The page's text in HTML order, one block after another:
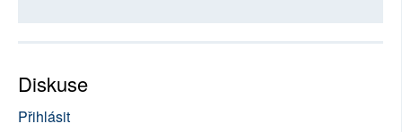
Diskuse
Přihlásit